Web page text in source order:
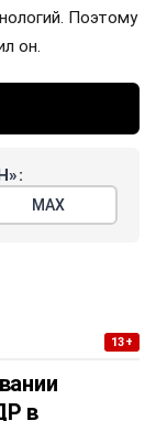
Поэтому
он.
МАХ
13+
в